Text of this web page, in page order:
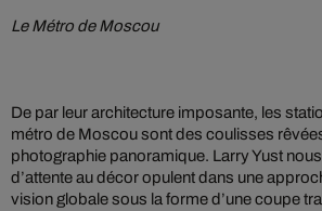
Le Métro de Moscou
De par leur architecture imposante, les
métro de Moscou sont des coulisses
photographie panoramique. Larry Yust
d’attente au décor opulent dans une
vision globale sous la forme d’une coupe